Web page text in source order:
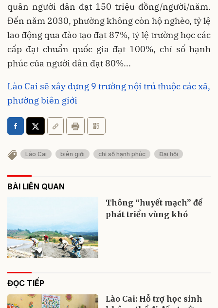
quân người dân đạt 150 triệu đồng/người/năm.
Đến năm 2030, phường không còn hộ nghèo, tỷ lệ
lao động qua đào tạo đạt 87%, tỷ lệ trường học các
cấp đạt chuẩn quốc gia đạt 100%, chỉ số hạnh
phúc của người dân đạt 80%...
Lào Cai sẽ xây dựng 9 trường nội trú thuộc các xã,
phường biên giới
Lào Cai biên giới chỉ số hạnh phúc Đại hội
BÀI LIÊN QUAN
Thông “huyết mạch” để
phát triển vùng khó
ĐỌC TIẾP
Lào Cai: Hỗ trợ học sinh